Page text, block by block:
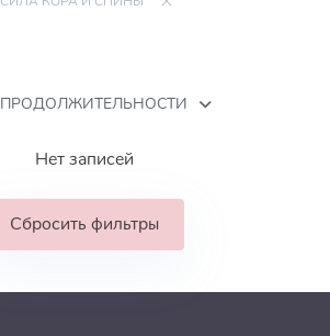
ПРОДОЛЖИТЕЛЬНОСТИ
Нет записей
Сбросить фильтры